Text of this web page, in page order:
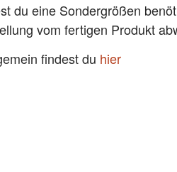
du eine Sondergrößen
vom fertigen Produkt
findest du hier